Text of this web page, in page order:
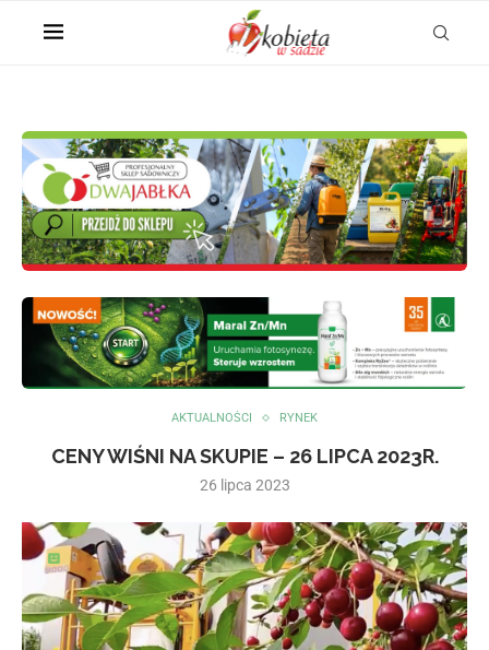
AKTUALNOŚCI RYNEK
CENY WIŚNI NA SKUPIE – 26 LIPCA 2023R.
26 lipca 2023